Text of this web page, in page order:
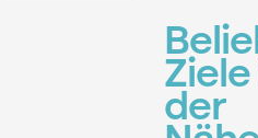
Ziele
der